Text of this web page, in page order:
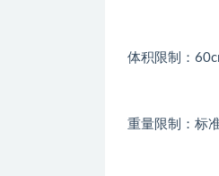
体积限制：
重量限制：标